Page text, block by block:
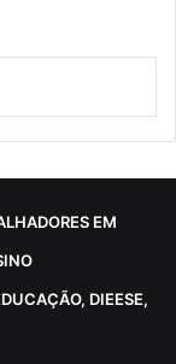
EM
DIEESE,